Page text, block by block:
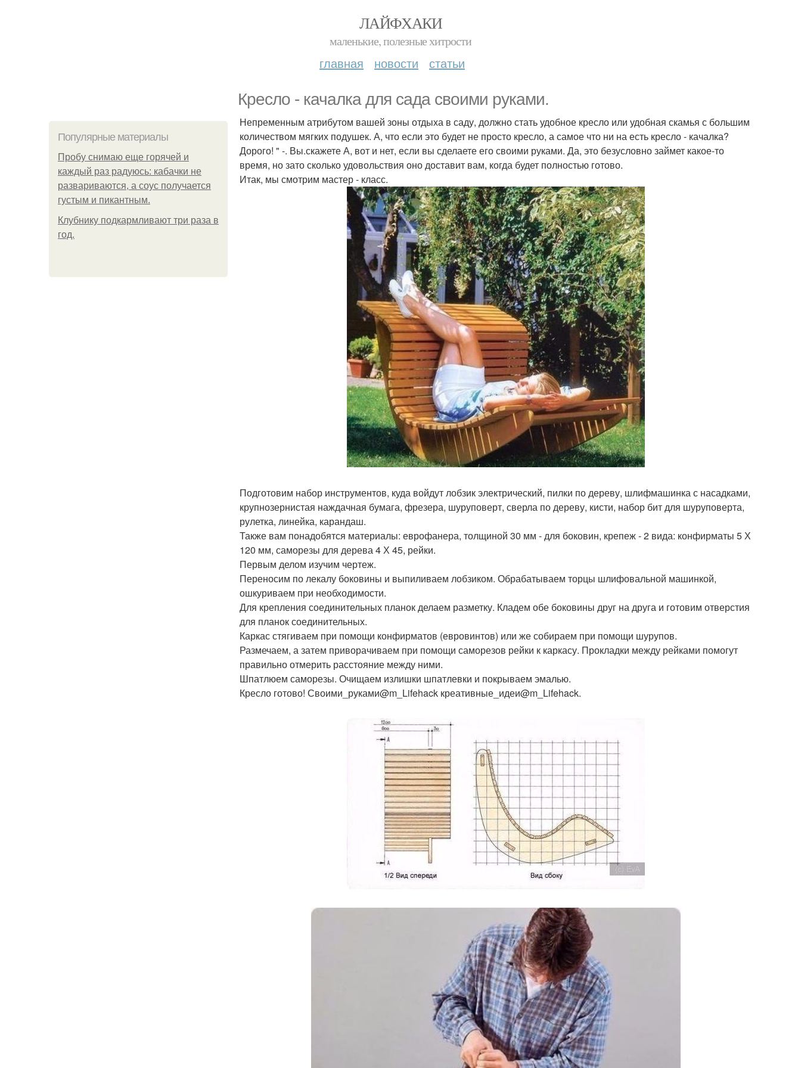
ЛАЙФХАКИ
маленькие, полезные хитрости
главная новости статьи
Кресло - качалка для сада своими руками.
Популярные материалы
Пробу снимаю еще горячей и
каждый раз радуюсь: кабачки не
развариваются, а соус получается
густым и пикантным.
Клубнику подкaрмливают три раза в
гoд.
Непременным атрибутом вашей зоны отдыха в саду, должно стать удобное кресло или удобная скамья с большим
количеством мягких подушек. А, что если это будет не просто кресло, а самое что ни на есть кресло - качалка?
Дорого! " -. Вы.скажете А, вот и нет, если вы сделаете его своими руками. Да, это безусловно займет какое-то
время, но зато сколько удовольствия оно доставит вам, когда будет полностью готово.
Итак, мы смотрим мастер - класс.
Подготовим набор инструментов, куда войдут лобзик электрический, пилки по дереву, шлифмашинка с насадками,
крупнозернистая наждачная бумага, фрезера, шуруповерт, сверла по дереву, кисти, набор бит для шуруповерта,
рулетка, линейка, карандаш.
Также вам понадобятся материалы: еврофанера, толщиной 30 мм - для боковин, крепеж - 2 вида: конфирматы 5 Х
120 мм, саморезы для дерева 4 Х 45, рейки.
Первым делом изучим чертеж.
Переносим по лекалу боковины и выпиливаем лобзиком. Обрабатываем торцы шлифовальной машинкой,
ошкуриваем при необходимости.
Для крепления соединительных планок делаем разметку. Кладем обе боковины друг на друга и готовим отверстия
для планок соединительных.
Каркас стягиваем при помощи конфирматов (евровинтов) или же собираем при помощи шурупов.
Размечаем, а затем приворачиваем при помощи саморезов рейки к каркасу. Прокладки между рейками помогут
правильно отмерить расстояние между ними.
Шпатлюем саморезы. Очищаем излишки шпатлевки и покрываем эмалью.
Кресло готово! Своими_руками@m_Lifehack креативные_идеи@m_Lifehack.